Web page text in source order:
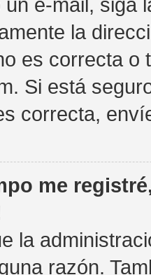
la
es correcta o
Si está
correcta,
me
la
razón.